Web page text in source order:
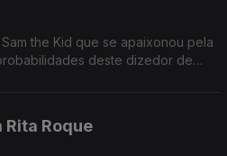
the Kid que se apaixonou pela
deste dizedor de
Roque